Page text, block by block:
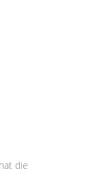
die